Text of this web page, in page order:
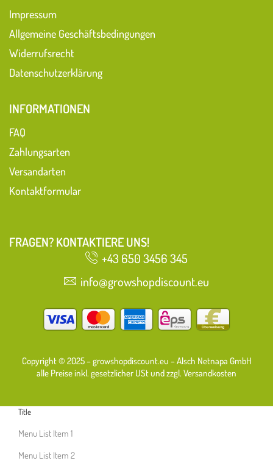
Impressum
Allgemeine Geschäftsbedingungen
Widerrufsrecht
Datenschutzerklärung
INFORMATIONEN
FAQ
Zahlungsarten
Versandarten
Kontaktformular
FRAGEN? KONTAKTIERE UNS!
+43 650 3456 345
info@growshopdiscount.eu
Copyright © 2025 – growshopdiscount.eu – Alsch Netnapa GmbH
alle Preise inkl. gesetzlicher USt und zzgl. Versandkosten
Title
Menu List Item 1
Menu List Item 2